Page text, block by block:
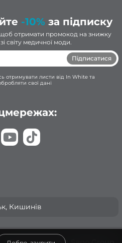
-10% за підписку
щоб отримати промокод на знижку
світу медичної моди.
Підписатися
отримувати листи від In White та
свої дані
Кишинів